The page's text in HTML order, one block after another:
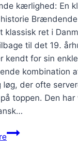
kærlighed: En
klassisk ret i
til det 19.
kendt for sin
kombination
der ofte
toppen. Den
Brændende